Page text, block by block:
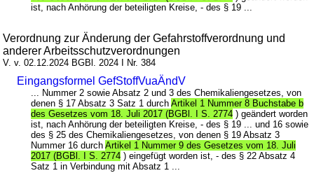
ist, nach Anhörung der beteiligten Kreise, - des § 19 ...
Verordnung zur Änderung der Gefahrstoffverordnung und
anderer Arbeitsschutzverordnungen
V. v. 02.12.2024 BGBl. 2024 I Nr. 384
Eingangsformel GefStoffVuaÄndV
... Nummer 2 sowie Absatz 2 und 3 des Chemikaliengesetzes, von
denen § 17 Absatz 3 Satz 1 durchArtikel 1 Nummer 8 Buchstabe b
des Gesetzes vom 18. Juli 2017 (BGBl. I S. 2774 ) geändert worden
ist, nach Anhörung der beteiligten Kreise, - des § 19 ... und 16 sowie
des § 25 des Chemikaliengesetzes, von denen § 19 Absatz 3
Nummer 16 durchArtikel 1 Nummer 9 des Gesetzes vom 18. Juli
2017 (BGBl. I S. 2774 ) eingefügt worden ist, - des § 22 Absatz 4
Satz 1 in Verbindung mit Absatz 1 ...